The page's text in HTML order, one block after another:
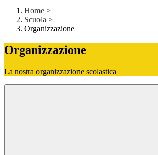
Home >
Scuola >
Organizzazione
Organizzazione
La nostra organizzazione scolastica